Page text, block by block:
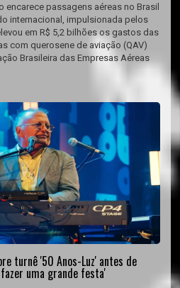
encarece passagens aéreas no Brasil
internacional, impulsionada pelos
em R$ 5,2 bilhões os gastos das
com querosene de aviação (QAV)
Brasileira das Empresas Aéreas
turnê '50 Anos-Luz' antes de
uma grande festa'